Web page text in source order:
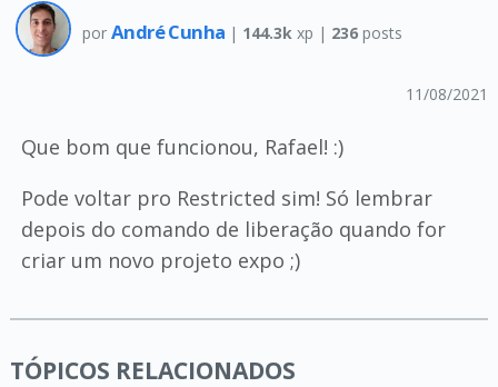
por André Cunha | 144.3k xp | 236posts
11/08/2021
Que bom que funcionou, Rafael! :)
Pode voltar pro Restricted sim! Só lembrar
depois do comando de liberação quando for
criar um novo projeto expo ;)
TÓPICOS RELACIONADOS